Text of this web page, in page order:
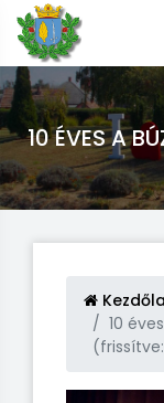
10 ÉVES A
10
(frissítve: